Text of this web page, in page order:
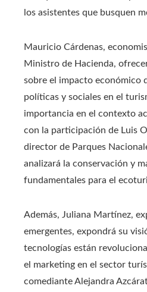
los asistentes que busquen
Mauricio Cárdenas,
Ministro de Hacienda,
sobre el impacto económico
políticas y sociales en el
importancia en el contexto
con la participación de Luis
director de Parques
analizará la conservación y
fundamentales para el
Además, Juliana Martínez,
emergentes, expondrá su
tecnologías están
el marketing en el sector
comediante Alejandra